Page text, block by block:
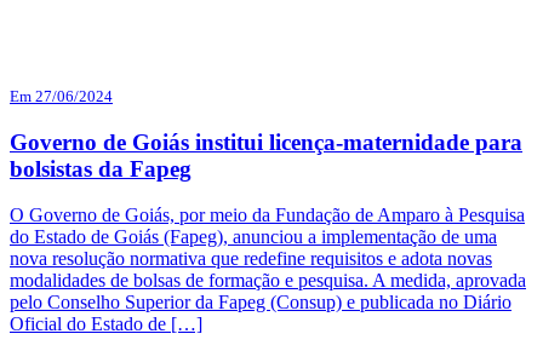
Em 27/06/2024
Governo de Goiás institui licença-maternidade para
bolsistas da Fapeg
O Governo de Goiás, por meio da Fundação de Amparo à Pesquisa
do Estado de Goiás (Fapeg), anunciou a implementação de uma
nova resolução normativa que redefine requisitos e adota novas
modalidades de bolsas de formação e pesquisa. A medida, aprovada
pelo Conselho Superior da Fapeg (Consup) e publicada no Diário
Oficial do Estado de […]